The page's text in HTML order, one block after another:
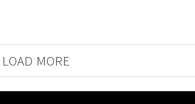
LOAD MORE